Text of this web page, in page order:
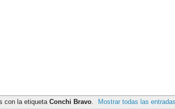
con la etiqueta Conchi Bravo. Mostrar todas las entradas